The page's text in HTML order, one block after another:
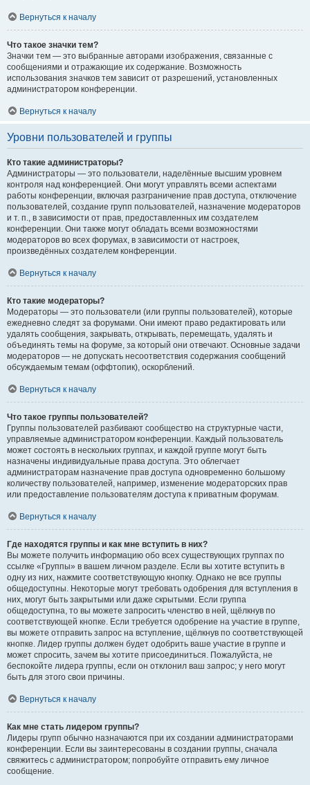
Вернуться к началу
Что такое значки тем?
Значки тем — это выбранные авторами изображения, связанные с
сообщениями и отражающие их содержание. Возможность
использования значков тем зависит от разрешений, установленных
администратором конференции.
Вернуться к началу
Уровни пользователей и группы
Кто такие администраторы?
Администраторы — это пользователи, наделённые высшим уровнем
контроля над конференцией. Они могут управлять всеми аспектами
работы конференции, включая разграничение прав доступа, отключение
пользователей, создание групп пользователей, назначение модераторов
и т. п., в зависимости от прав, предоставленных им создателем
конференции. Они также могут обладать всеми возможностями
модераторов во всех форумах, в зависимости от настроек,
произведённых создателем конференции.
Вернуться к началу
Кто такие модераторы?
Модераторы — это пользователи (или группы пользователей), которые
ежедневно следят за форумами. Они имеют право редактировать или
удалять сообщения, закрывать, открывать, перемещать, удалять и
объединять темы на форуме, за который они отвечают. Основные задачи
модераторов — не допускать несоответствия содержания сообщений
обсуждаемым темам (оффтопик), оскорблений.
Вернуться к началу
Что такое группы пользователей?
Группы пользователей разбивают сообщество на структурные части,
управляемые администратором конференции. Каждый пользователь
может состоять в нескольких группах, и каждой группе могут быть
назначены индивидуальные права доступа. Это облегчает
администраторам назначение прав доступа одновременно большому
количеству пользователей, например, изменение модераторских прав
или предоставление пользователям доступа к приватным форумам.
Вернуться к началу
Где находятся группы и как мне вступить в них?
Вы можете получить информацию обо всех существующих группах по
ссылке «Группы» в вашем личном разделе. Если вы хотите вступить в
одну из них, нажмите соответствующую кнопку. Однако не все группы
общедоступны. Некоторые могут требовать одобрения для вступления в
них, могут быть закрытыми или даже скрытыми. Если группа
общедоступна, то вы можете запросить членство в ней, щёлкнув по
соответствующей кнопке. Если требуется одобрение на участие в группе,
вы можете отправить запрос на вступление, щёлкнув по соответствующей
кнопке. Лидер группы должен будет одобрить ваше участие в группе и
может спросить, зачем вы хотите присоединиться. Пожалуйста, не
беспокойте лидера группы, если он отклонил ваш запрос; у него могут
быть для этого свои причины.
Вернуться к началу
Как мне стать лидером группы?
Лидеры групп обычно назначаются при их создании администраторами
конференции. Если вы заинтересованы в создании группы, сначала
свяжитесь с администратором; попробуйте отправить ему личное
сообщение.